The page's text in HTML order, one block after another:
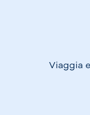
Viaggia